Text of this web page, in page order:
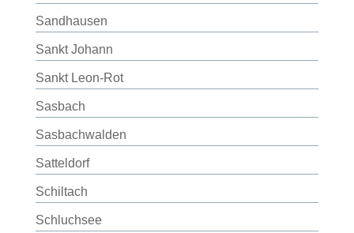
Sandhausen
Sankt Johann
Sankt Leon-Rot
Sasbach
Sasbachwalden
Satteldorf
Schiltach
Schluchsee